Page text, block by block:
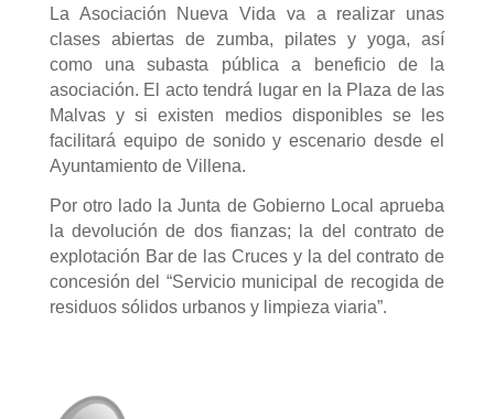
La Asociación Nueva Vida va a realizar unas
clases abiertas de zumba, pilates y yoga, así
como una subasta pública a beneficio de la
asociación. El acto tendrá lugar en la Plaza de las
Malvas y si existen medios disponibles se les
facilitará equipo de sonido y escenario desde el
Ayuntamiento de Villena.
Por otro lado la Junta de Gobierno Local aprueba
la devolución de dos fianzas; la del contrato de
explotación Bar de las Cruces y la del contrato de
concesión del “Servicio municipal de recogida de
residuos sólidos urbanos y limpieza viaria”.